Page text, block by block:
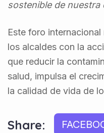
sostenible de nuestra
Este foro
los alcaldes con la
que reducir la
salud, impulsa el
la calidad de vida de
Share: